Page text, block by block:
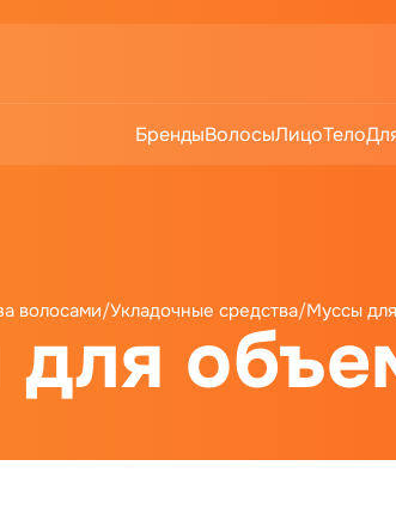
БрендыВолосыЛицоТело
волосами/Укладочные средства/Муссы